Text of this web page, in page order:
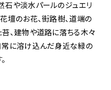
石や淡水パールのジュエリ
壇のお花、街路樹、道端の
、建物や道路に落ちる木々
常に溶け込んだ身近な緑の